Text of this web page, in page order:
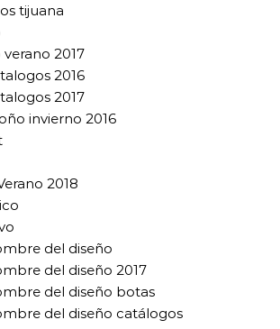
tijuana
2017
2016
2017
invierno 2016
2018
del diseño
del diseño 2017
del diseño botas
del diseño catálogos